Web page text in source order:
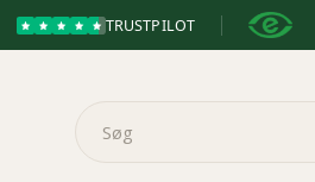
TRUSTPILOT